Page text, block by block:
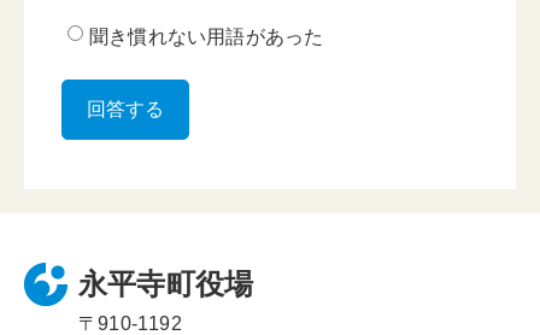
聞き慣れない用語があった
永平寺町役場
〒910-1192